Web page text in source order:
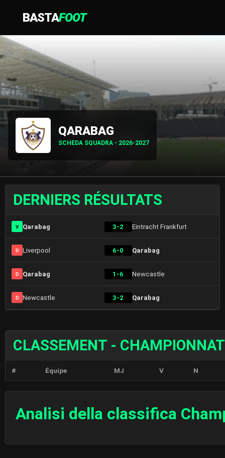
BASTAFOOT
QARABAG
SCHEDA SQUADRA - 2026-2027
DERNIERS RÉSULTATS
V Qarabag 3-2 Eintracht Frankfurt
D Liverpool 6-0 Qarabag
D Qarabag 1-6 Newcastle
D Newcastle 3-2 Qarabag
CLASSEMENT - CHAMPIONNAT
# Équipe MJ V N
Analisi della classifica